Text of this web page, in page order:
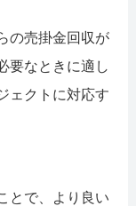
の売掛金回収が
要なときに適し
ェクトに対応す
とで、より良い